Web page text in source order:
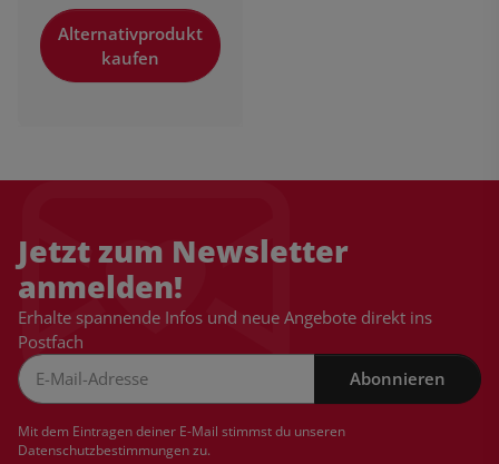
Alternativprodukt
kaufen
Jetzt zum Newsletter
anmelden!
Erhalte spannende Infos und neue Angebote direkt ins
Postfach
Abonnieren
Mit dem Eintragen deiner E-Mail stimmst du unseren
Datenschutzbestimmungenzu.